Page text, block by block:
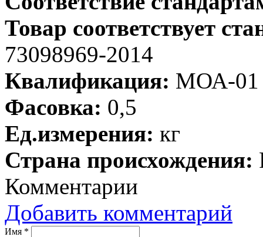
Товар соответствует
73098969-2014
Квалификация: МОА-01
Фасовка: 0,5
Ед.измерения: кг
Страна происхождения:
Комментарии
Добавить комментарий
Имя *